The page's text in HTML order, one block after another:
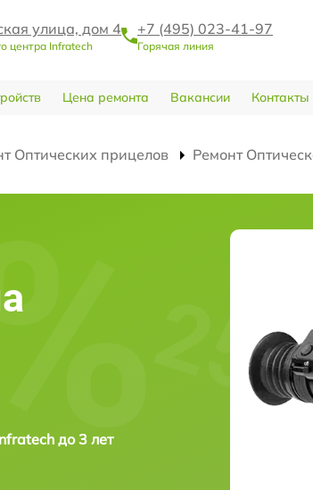
улица, дом 4
центра Infratech
+7 (495) 023-41-97
Горячая линия
Цена ремонта Вакансии Контакты
Оптических прицелов Ремонт
до 3 лет